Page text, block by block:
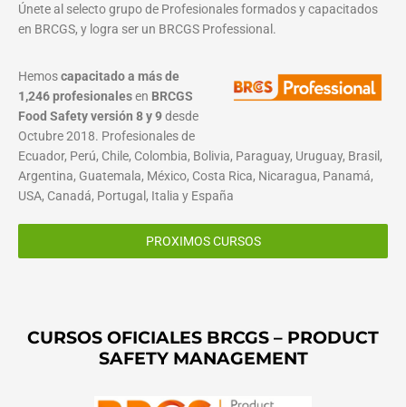
Únete al selecto grupo de Profesionales formados y capacitados
en BRCGS, y logra ser un BRCGS Professional.
Hemoscapacitado a más de
1,246 profesionalesen BRCGS
Food Safety versión 8 y 9desde
Octubre 2018. Profesionales de
Ecuador, Perú, Chile, Colombia, Bolivia, Paraguay, Uruguay, Brasil,
Argentina, Guatemala, México, Costa Rica, Nicaragua, Panamá,
USA, Canadá, Portugal, Italia y España
PROXIMOS CURSOS
CURSOS OFICIALES BRCGS – PRODUCT
SAFETY MANAGEMENT